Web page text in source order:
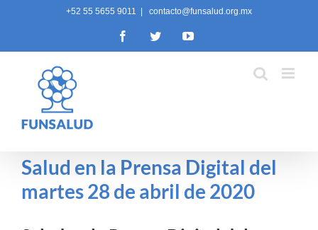
+52 55 5655 9011 contacto@funsalud.org.mx
FacebookTwitterYouTube
Salud en la Prensa Digital del
martes 28 de abril de 2020